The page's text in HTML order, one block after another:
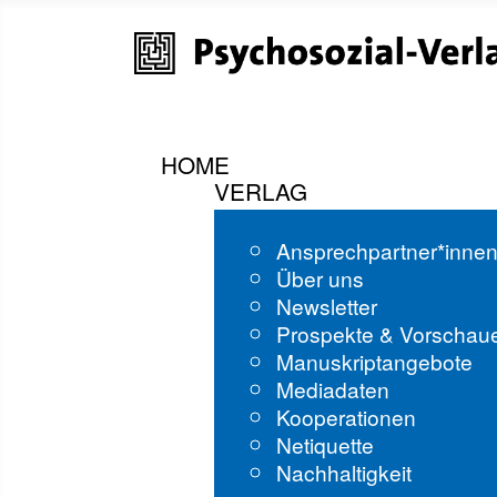
HOME
VERLAG
Über uns
Newsletter
Prospekte &
Manuskriptangebote
Mediadaten
Kooperationen
Netiquette
Nachhaltigkeit